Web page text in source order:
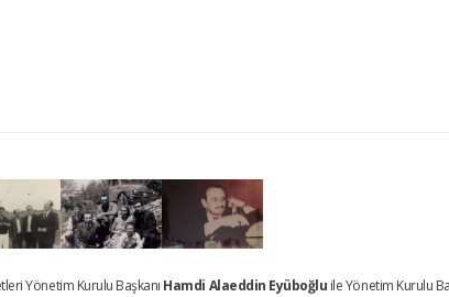
Yönetim Kurulu Başkanı Hamdi Alaeddin Eyüboğlu ile Yönetim Kurulu